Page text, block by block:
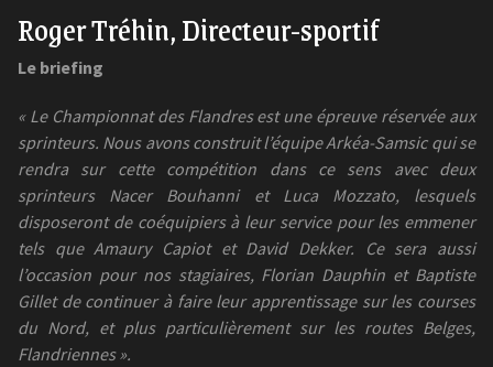
Roger Tréhin, Directeur-sportif
Le briefing
« Le Championnat des Flandres est une épreuve réservée aux
sprinteurs. Nous avons construit l’équipe Arkéa-Samsic qui se
rendra sur cette compétition dans ce sens avec deux
sprinteurs Nacer Bouhanni et Luca Mozzato, lesquels
disposeront de coéquipiers à leur service pour les emmener
tels que Amaury Capiot et David Dekker. Ce sera aussi
l’occasion pour nos stagiaires, Florian Dauphin et Baptiste
Gillet de continuer à faire leur apprentissage sur les courses
du Nord, et plus particulièrement sur les routes Belges,
Flandriennes ».